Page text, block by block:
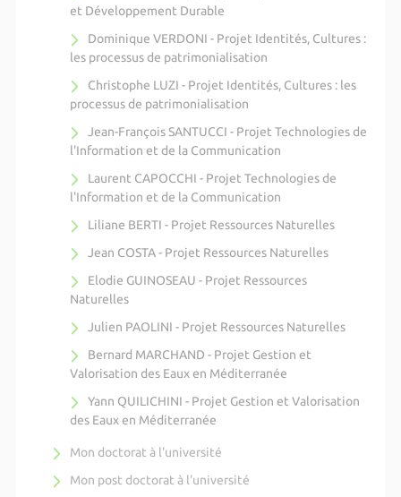
et Développement Durable
Dominique VERDONI - Projet Identités, Cultures :
les processus de patrimonialisation
Christophe LUZI - Projet Identités, Cultures : les
processus de patrimonialisation
Jean-François SANTUCCI - Projet Technologies de
l'Information et de la Communication
Laurent CAPOCCHI - Projet Technologies de
l'Information et de la Communication
Liliane BERTI - Projet Ressources Naturelles
Jean COSTA - Projet Ressources Naturelles
Elodie GUINOSEAU - Projet Ressources
Naturelles
Julien PAOLINI - Projet Ressources Naturelles
Bernard MARCHAND - Projet Gestion et
Valorisation des Eaux en Méditerranée
Yann QUILICHINI - Projet Gestion et Valorisation
des Eaux en Méditerranée
Mon doctorat à l'université
Mon post doctorat à l'université